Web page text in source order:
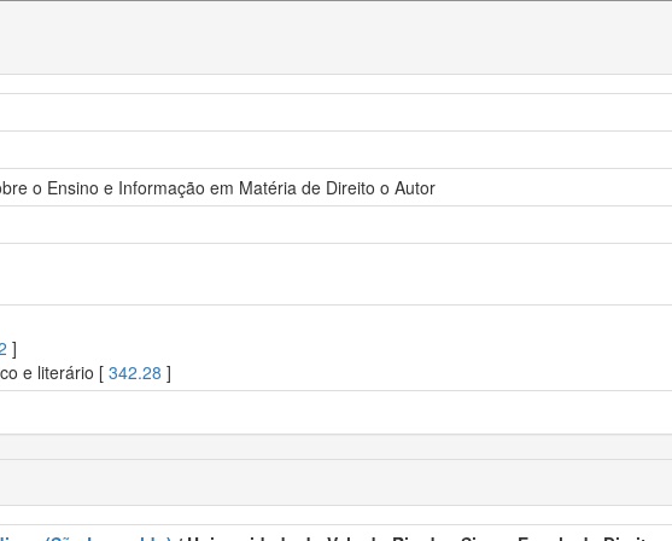
o Ensino e Informação em Matéria de Direito o Autor
]
e literário [342.28 ]